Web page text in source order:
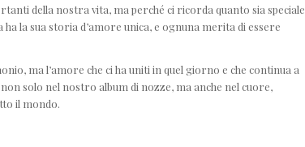
della nostra vita, ma perché ci ricorda quanto sia speciale
la sua storia d’amore unica, e ognuna merita di essere
ma l’amore che ci ha uniti in quel giorno e che continua a
solo nel nostro album di nozze, ma anche nel cuore,
il mondo.